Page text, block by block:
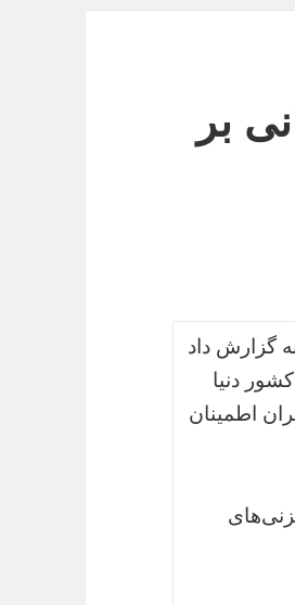
بر
گزارش داد
مقام‌های آمریکا بعد از اجرایی شدن برجام با مقام‌های بانکی از 15 کشور دنیا
اطمینان